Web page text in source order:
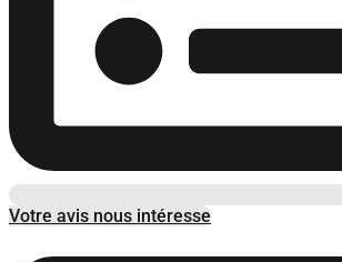
Votre avis nous intéresse